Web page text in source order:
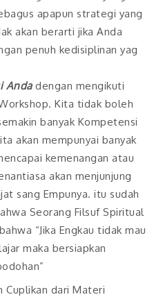
apapun strategi yang
akan berarti jika Anda
penuh kedisiplinan yag
Andadengan mengikuti
Kita tidak boleh
banyak Kompetensi
akan mempunyai banyak
kemenangan atau
akan menjunjung
sang Empunya. itu sudah
Seorang Filsuf Spiritual
“Jika Engkau tidak mau
maka bersiapkan
Cuplikan dari Materi